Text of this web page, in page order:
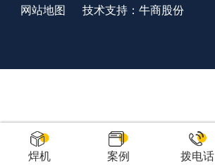
网站地图
技术支持：牛商股份
焊机 案例 拨电话